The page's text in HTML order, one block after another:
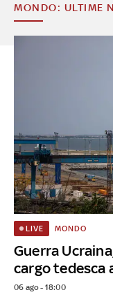
MONDO: ULTIME
Guerra
cargo tedesca
LIVE MONDO
06 ago - 18:00